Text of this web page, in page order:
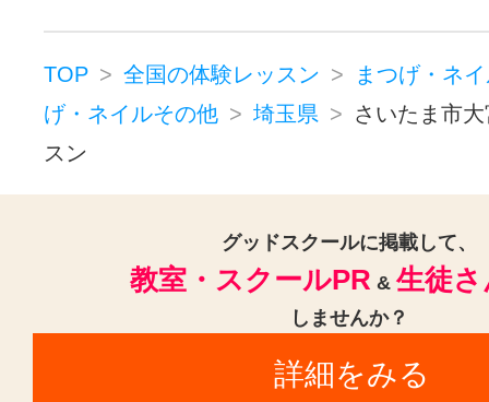
TOP 全国の体験レッスン
まつげ・ネ
げ・ネイルその他
埼玉県
さいたま市
スン
グッドスクールに掲載して、
教室・スクールPR & 生徒
しませんか？
詳細をみる